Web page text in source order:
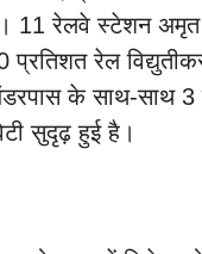
11 रेलवे स्टेशन अमृत
प्रतिशत रेल
के साथ-साथ
सुदृढ़ हुई है।